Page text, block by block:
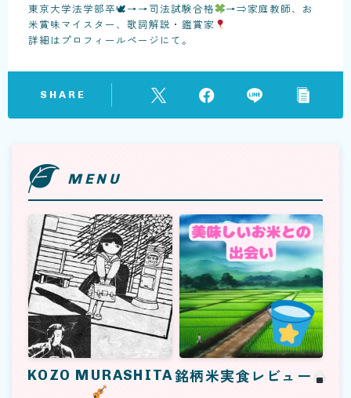
東京大学法学部卒🕊→→司法試験合格
→⇒家庭教師、お
米賞味マイスター、歌詞解説・鑑賞家
詳細はプロフィールページにて。
SHARE
MENU
KOZO MURASHITA銘柄米実食レビュー